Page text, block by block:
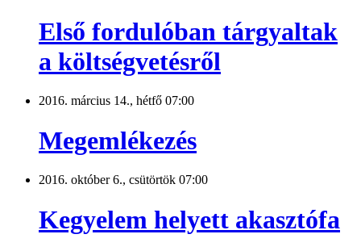
Első fordulóban tárgyaltak
a költségvetésről
2016. március 14., hétfő 07:00
Megemlékezés
2016. október 6., csütörtök 07:00
Kegyelem helyett akasztófa